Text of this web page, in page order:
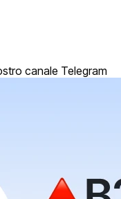
canale Telegram